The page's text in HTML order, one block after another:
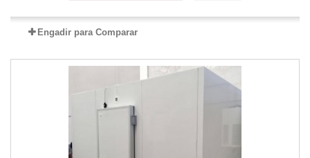
Engadir para Comparar